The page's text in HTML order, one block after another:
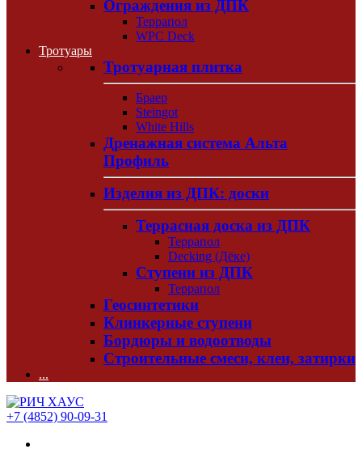
Ограждения из ДПК
Террапол
WPC Deck
Тротуары
Тротуарная плитка
Браер
Steingot
White Hills
Дренажная система Альта
Профиль
Изделия из ДПК: доски
Террасная доска из ДПК
Террапол
Decking (Дёке)
Ступени из ДПК
Террапол
Геосинтетики
Клинкерные ступени
Бордюры и водоотводы
Строительные смеси, клеи, затирки
...
+7 (4852) 90-09-31